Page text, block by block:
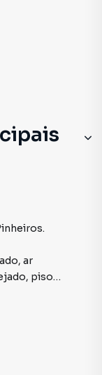
ar
piso
e segurança.
Rua dos